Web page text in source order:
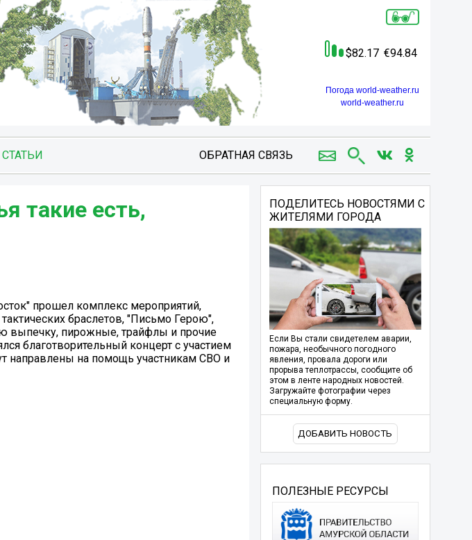
82.17 94.84
Погода world-weather.ru
world-weather.ru
СТАТЬИ ОБРАТНАЯ СВЯЗЬ
такие есть,
прошел комплекс мероприятий,
браслетов, "Письмо Герою",
выпечку, пирожные, трайфлы и прочие
благотворительный концерт с участием
направлены на помощь участникам СВО и
ПОДЕЛИТЕСЬ НОВОСТЯМИ С
ЖИТЕЛЯМИ ГОРОДА
Если Вы стали свидетелем аварии,
пожара, необычного погодного
явления, провала дороги или
прорыва теплотрассы, сообщите об
этом в ленте народных новостей.
Загружайте фотографии через
специальную форму.
ДОБАВИТЬ НОВОСТЬ
ПОЛЕЗНЫЕ РЕСУРСЫ